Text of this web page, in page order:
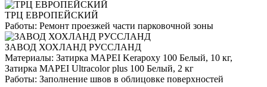
ТРЦ ЕВРОПЕЙСКИЙ
Работы: Ремонт проезжей части парковочной зоны
ЗАВОД ХОХЛАНД РУССЛАНД
Материалы: Затирка MAPEI Kerapoxy 100 Белый, 10 кг,
Затирка MAPEI Ultracolor plus 100 Белый, 2 кг
Работы: Заполнение швов в облицовке поверхностей